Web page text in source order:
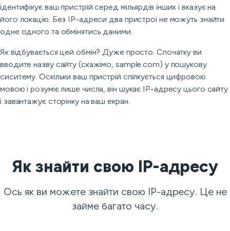
ідентифікує ваш пристрій серед мільярдів інших і вказує на
його локацію. Без IP-адреси два пристрої не можуть знайти
одне одного та обмінятись даними.
Як відбувається цей обмін? Дуже просто. Спочатку ви
вводите назву сайту (скажімо, sample.com) у пошукову
сиситему. Оскільки ваш пристрій спілкується цифровою
мовою і розуміє лише числа, він шукає IP-адресу цього сайту
і завантажує сторінку на ваш екран.
Як знайти свою IP-адресу
Ось як ви можете знайти свою IP-адресу. Це не
займе багато часу.